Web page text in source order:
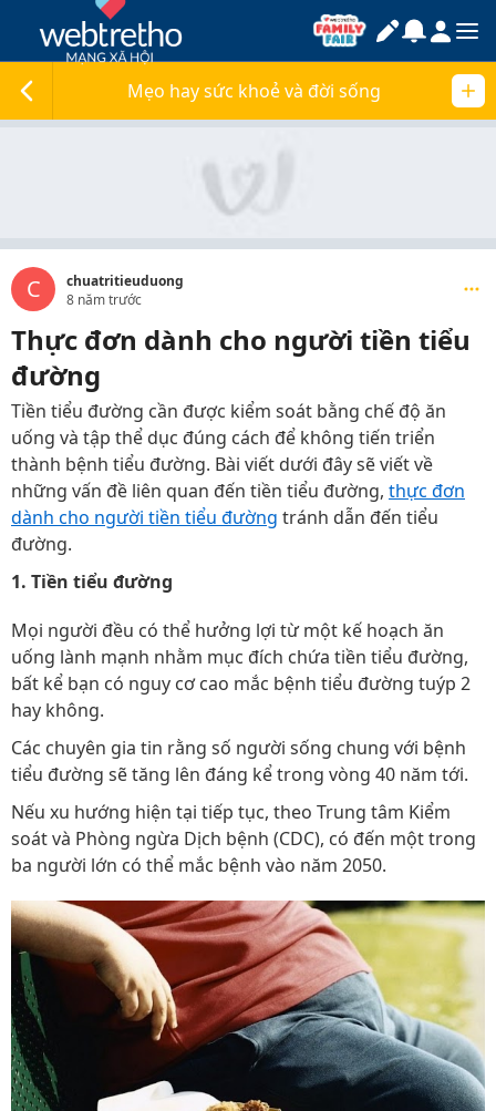
Mẹo hay sức khoẻ và đời sống
C
chuatritieuduong
8 năm trước
Thực đơn dành cho người tiền tiểu
đường
Tiền tiểu đường cần được kiểm soát bằng chế độ ăn
uống và tập thể dục đúng cách để không tiến triển
thành bệnh tiểu đường. Bài viết dưới đây sẽ viết về
những vấn đề liên quan đến tiền tiểu đường, thực đơn
dành cho người tiền tiểu đường tránh dẫn đến tiểu
đường.
1. Tiền tiểu đường
Mọi người đều có thể hưởng lợi từ một kế hoạch ăn
uống lành mạnh nhằm mục đích chứa tiền tiểu đường,
bất kể bạn có nguy cơ cao mắc bệnh tiểu đường tuýp 2
hay không.
Các chuyên gia tin rằng số người sống chung với bệnh
tiểu đường sẽ tăng lên đáng kể trong vòng 40 năm tới.
Nếu xu hướng hiện tại tiếp tục, theo Trung tâm Kiểm
soát và Phòng ngừa Dịch bệnh (CDC), có đến một trong
ba người lớn có thể mắc bệnh vào năm 2050.